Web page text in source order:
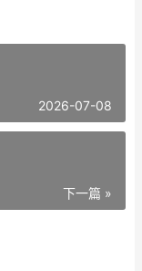
2026-07-08
下一篇 »